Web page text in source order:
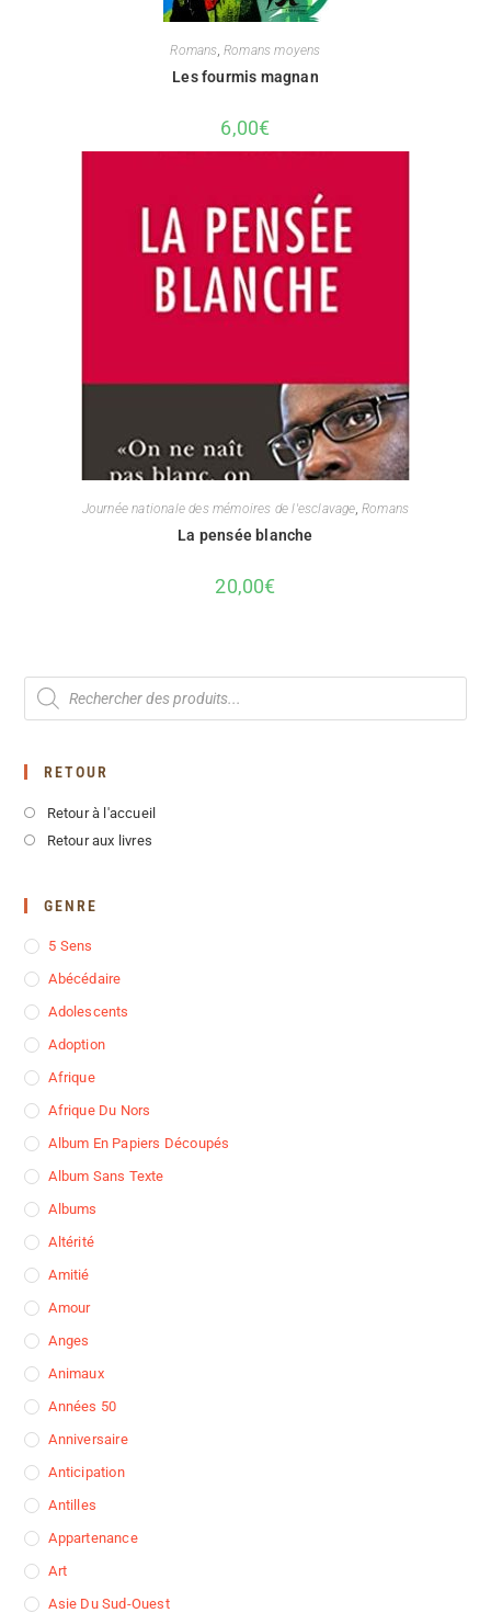
Romans, Romans moyens
Les fourmis magnan
6,00€
Journée nationale des mémoires de l'esclavage,Romans
La pensée blanche
20,00€
RETOUR
Retour à l'accueil
Retour aux livres
GENRE
5 Sens
Abécédaire
Adolescents
Adoption
Afrique
Afrique Du Nors
Album En Papiers Découpés
Album Sans Texte
Albums
Altérité
Amitié
Amour
Anges
Animaux
Années 50
Anniversaire
Anticipation
Antilles
Appartenance
Art
Asie Du Sud-Ouest